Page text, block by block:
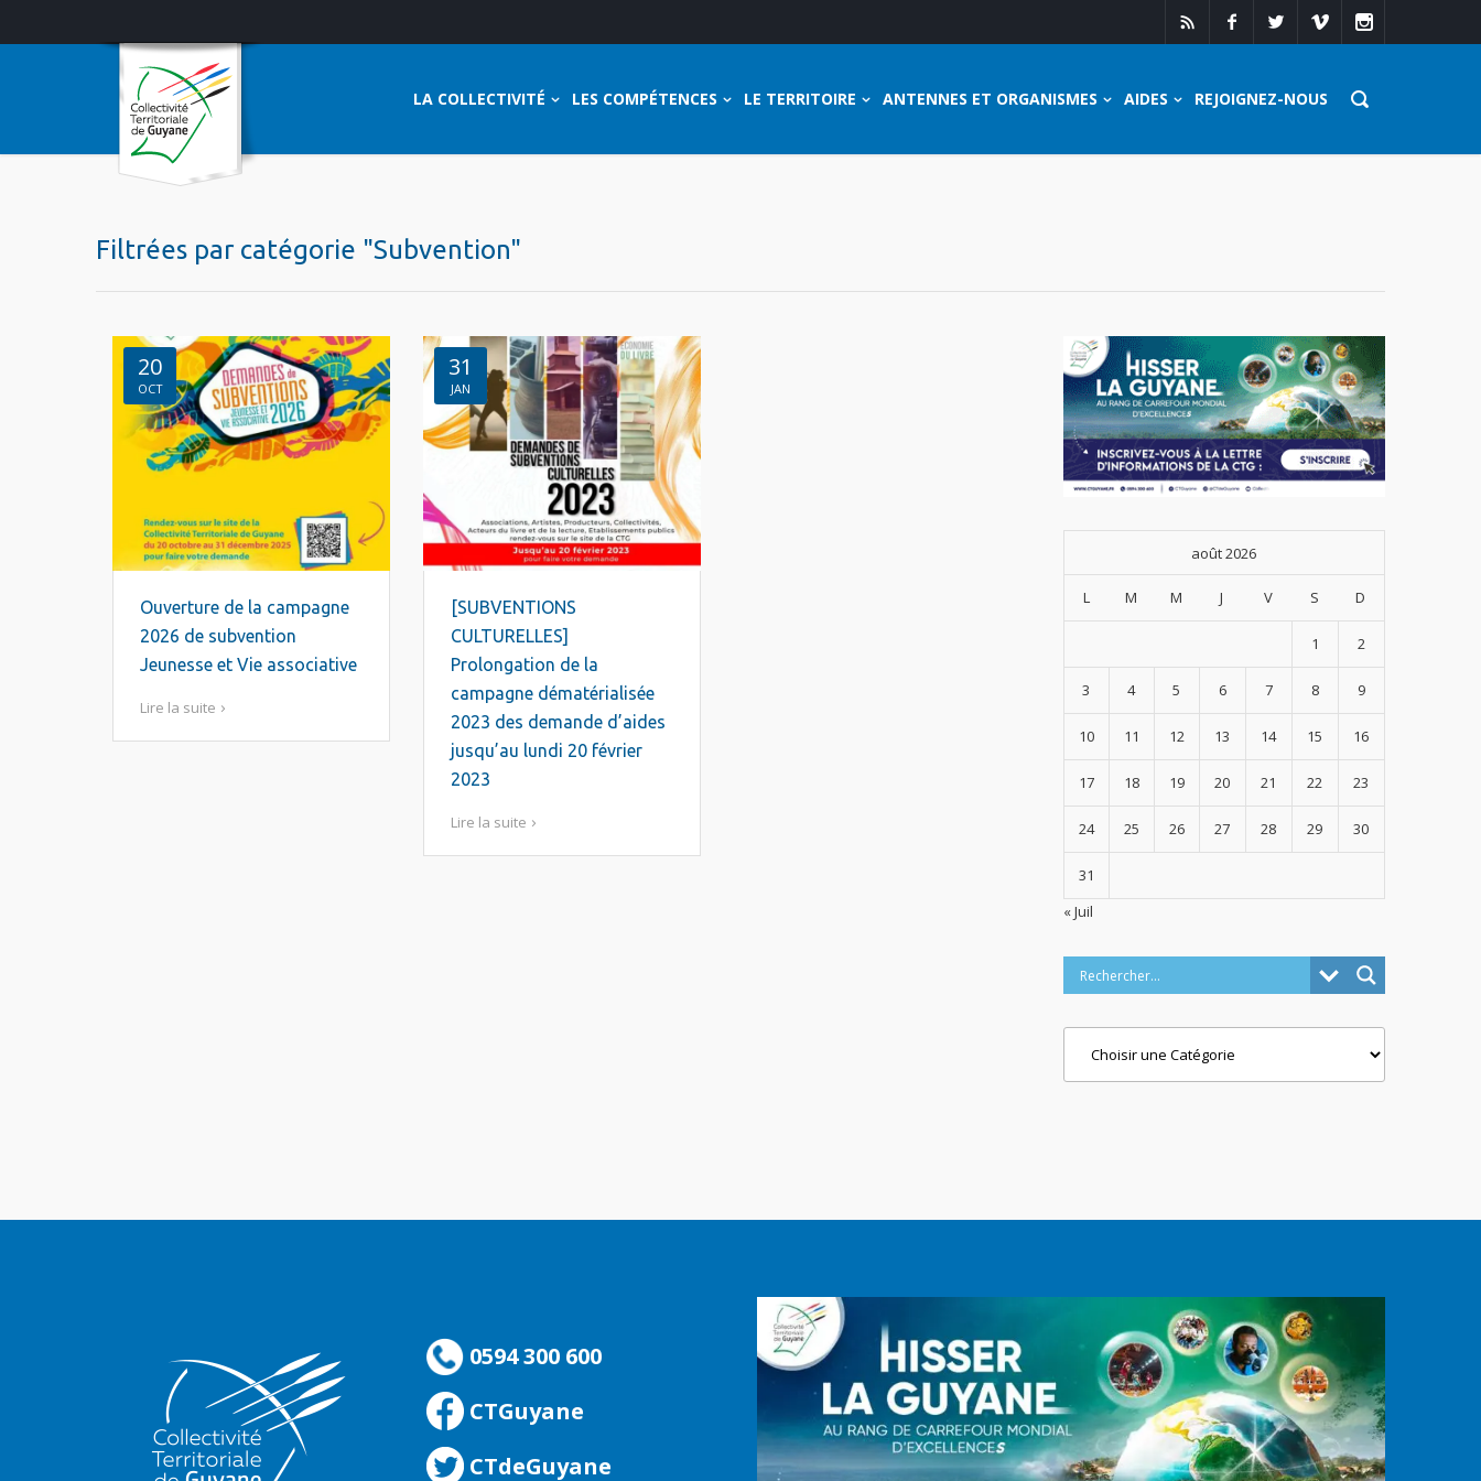
LA COLLECTIVITÉ LES COMPÉTENCES LE TERRITOIRE ANTENNES ET ORGANISMES AIDES REJOIGNEZ-NOUS
Filtrées par catégorie "Subvention"
20
OCT
Ouverture de la campagne
2026 de subvention
Jeunesse et Vie associative
Lire la suite
31
JAN
[SUBVENTIONS
CULTURELLES]
Prolongation de la
campagne dématérialisée
2023 des demande d’aides
jusqu’au lundi 20 février
2023
Lire la suite
août 2026
L M M J V S D
1 2
3 4 5 6 7 8 9
10 11 12 13 14 15 16
17 18 19 20 21 22 23
24 25 26 27 28 29 30
31
« Juil
0594 300 600
CTGuyane
CTdeGuyane